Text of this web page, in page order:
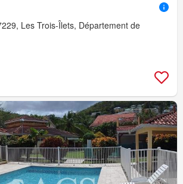
Les Trois-Îlets, Département de